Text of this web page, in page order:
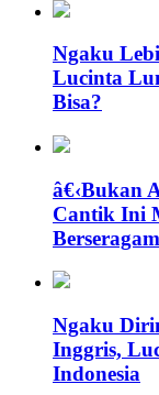
Ngaku
Lucinta
Bisa?
â€‹Bukan
Cantik Ini
Ngaku
Inggris,
Indonesia